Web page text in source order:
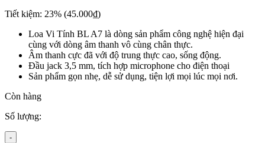
Tiết kiệm: 23% (45.000₫)
Loa Vi Tính BL A7 là dòng sản phẩm công nghệ hiện đại
cùng với dòng âm thanh vô cùng chân thực.
Âm thanh cực đã với độ trung thực cao, sống động.
Đầu jack 3,5 mm, tích hợp microphone cho điện thoại
Sản phẩm gọn nhẹ, dễ sử dụng, tiện lợi mọi lúc mọi nơi.
Còn hàng
Số lượng:
-